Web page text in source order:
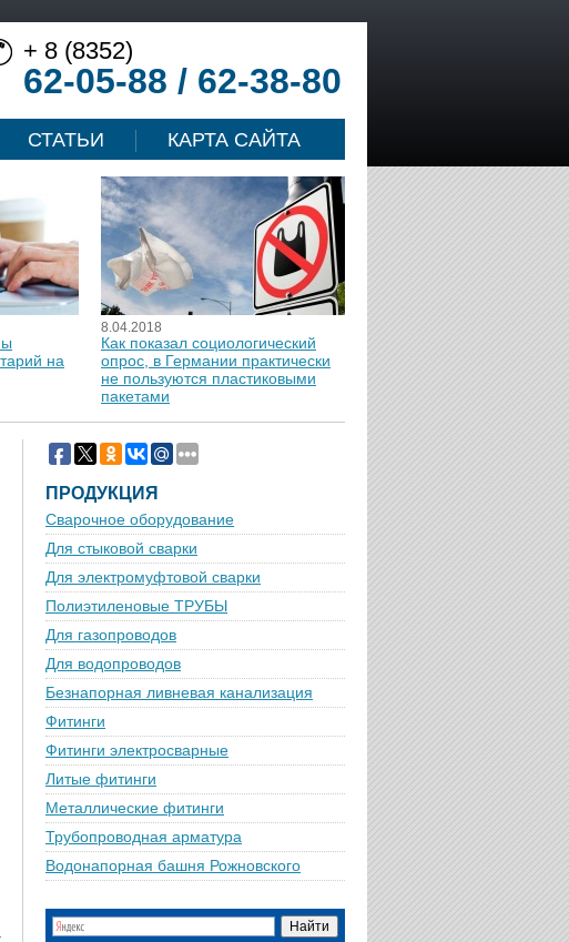
+ 8 (8352)
62-05-88 / 62-38-80
СТАТЬИ КАРТА САЙТА
на
8.04.2018
Как показал социологический
опрос, в Германии практически
не пользуются пластиковыми
пакетами
ПРОДУКЦИЯ
Сварочное оборудование
Для стыковой сварки
Для электромуфтовой сварки
Полиэтиленовые ТРУБЫ
Для газопроводов
Для водопроводов
Безнапорная ливневая канализация
Фитинги
Фитинги электросварные
Литые фитинги
Металлические фитинги
Трубопроводная арматура
Водонапорная башня Рожновского